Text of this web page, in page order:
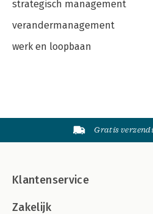
strategisch management
verandermanagement
werk en loopbaan
Gratis
Klantenservice
Zakelijk